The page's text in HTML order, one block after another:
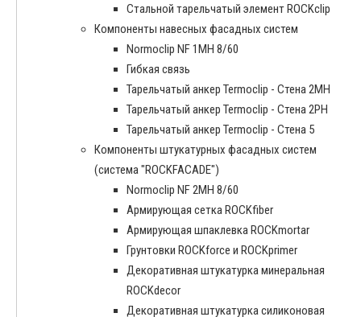
Стальной тарельчатый элемент ROCKclip
Компоненты навесных фасадных систем
Normoclip NF 1MH 8/60
Гибкая связь
Тарельчатый анкер Termoclip - Стена 2MH
Тарельчатый анкер Termoclip - Стена 2PH
Тарельчатый анкер Termoclip - Стена 5
Компоненты штукатурных фасадных систем
(система "ROCKFACADE")
Normoclip NF 2MH 8/60
Армирующая сетка ROCKfiber
Армирующая шпаклевка ROCKmortar
Грунтовки ROCKforce и ROCKprimer
Декоративная штукатурка минеральная
ROCKdecor
Декоративная штукатурка силиконовая